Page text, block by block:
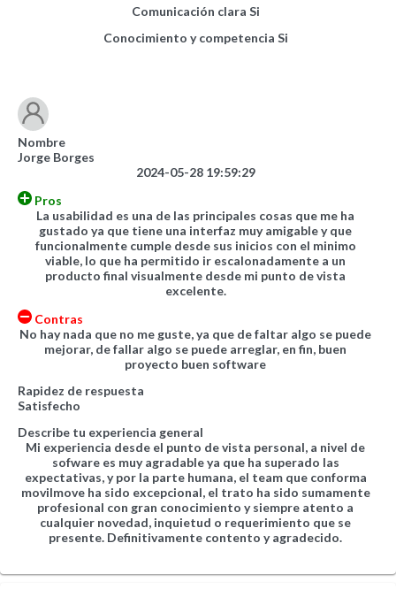
Comunicación clara Si
Conocimiento y competencia Si
Nombre
Jorge Borges
2024-05-28 19:59:29
Pros
La usabilidad es una de las principales cosas que me ha
gustado ya que tiene una interfaz muy amigable y que
funcionalmente cumple desde sus inicios con el minimo
viable, lo que ha permitido ir escalonadamente a un
producto final visualmente desde mi punto de vista
excelente.
Contras
No hay nada que no me guste, ya que de faltar algo se puede
mejorar, de fallar algo se puede arreglar, en fin, buen
proyecto buen software
Rapidez de respuesta
Satisfecho
Describe tu experiencia general
Mi experiencia desde el punto de vista personal, a nivel de
sofware es muy agradable ya que ha superado las
expectativas, y por la parte humana, el team que conforma
movilmove ha sido excepcional, el trato ha sido sumamente
profesional con gran conocimiento y siempre atento a
cualquier novedad, inquietud o requerimiento que se
presente. Definitivamente contento y agradecido.